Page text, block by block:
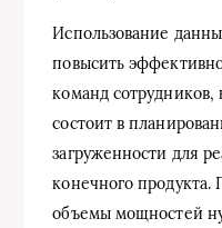
Использование
повысить
команд
состоит в
загруженности для
конечного продукта.
объемы мощностей